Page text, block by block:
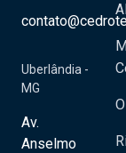
Uberlândia -
MG
Av.
Anselmo